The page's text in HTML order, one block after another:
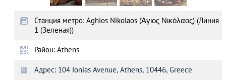
Станция метро: Aghios Nikolaos (Άγιος Νικόλαος) (Линия
1 (Зеленая))
Район: Athens
Адрес: 104 Ionias Avenue, Athens, 10446, Greece